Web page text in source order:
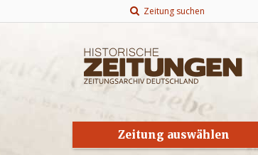
Zeitung suchen
Zeitung auswählen